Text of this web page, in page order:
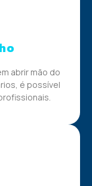
abrir mão do
é possível